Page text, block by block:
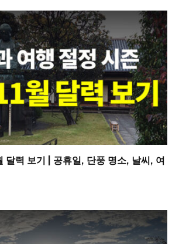
달력 보기 | 공휴일, 단풍 명소, 날씨, 여